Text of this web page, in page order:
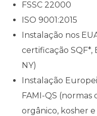
FSSC 22000
ISO 9001:2015
Instalação nos
certificação SQF*,
NY)
Instalação
FAMI-QS
orgânico, kosher e